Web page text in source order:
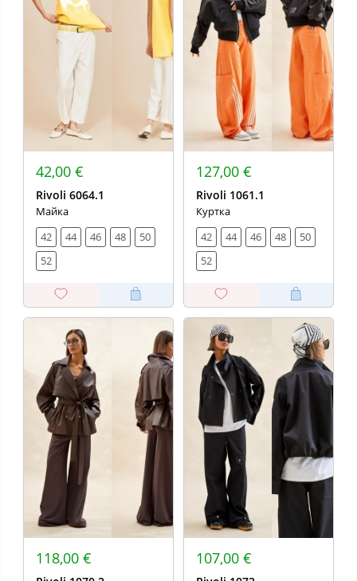
42,00 €
Rivoli 6064.1
Майка
42
44 46 48
50
52
127,00 €
Rivoli 1061.1
Куртка
42
44 46 48
50
52
118,00 € 107,00 €